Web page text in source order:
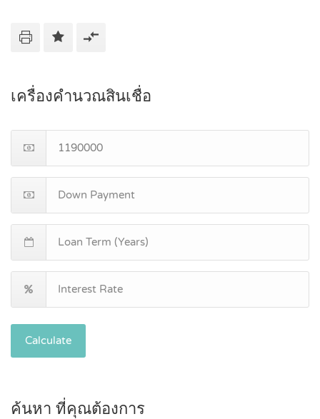
เครื่องคำนวณสินเชื่อ
Calculate
ค้นหา ที่คุณต้องการ